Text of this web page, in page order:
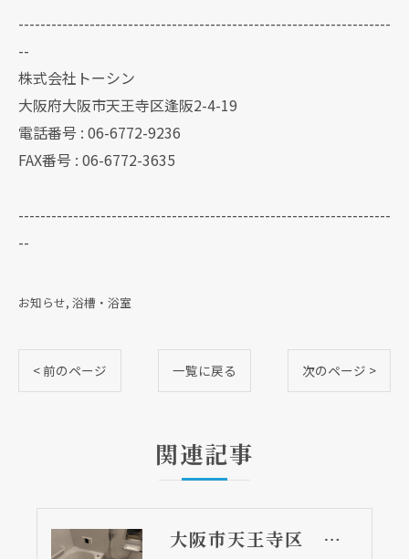
--------------------------------------------------------------------
--
株式会社トーシン
大阪府大阪市天王寺区逢阪2-4-19
電話番号 : 06-6772-9236
FAX番号 : 06-6772-3635
--------------------------------------------------------------------
--
お知らせ 浴槽・浴室
< 前のページ 一覧に戻る 次のページ >
関連記事
大阪市天王寺区 分譲マンションのフルリフォーム工事③ 洋室と浴室